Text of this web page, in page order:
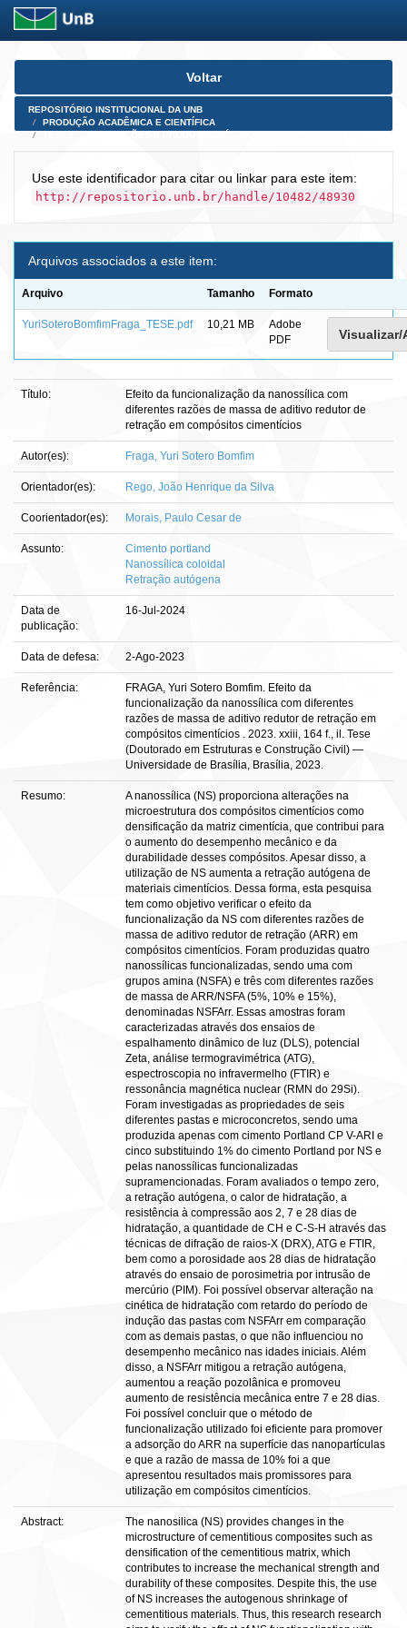
Skip
Voltar
REPOSITÓRIO INSTITUCIONAL DA UNB
PRODUÇÃO ACADÊMICA E CIENTÍFICA
Use este identificador para citar ou linkar para este item:
http://repositorio.unb.br/handle/10482/48930
Arquivos associados a este item:
Arquivo Tamanho Formato
YuriSoteroBomfimFraga_TESE.pdf 10,21 MB
Adobe
PDF
Visualizar/
Título:
Efeito da funcionalização da nanossílica com
diferentes razões de massa de aditivo redutor de
retração em compósitos cimentícios
Autor(es): Fraga, Yuri Sotero Bomfim
Orientador(es): Rego, João Henrique da Silva
Coorientador(es): Morais, Paulo Cesar de
Assunto:
Cimento portland
Nanossílica coloidal
Retração autógena
Data de
publicação:
16-Jul-2024
Data de defesa: 2-Ago-2023
Referência:
FRAGA, Yuri Sotero Bomfim. Efeito da
funcionalização da nanossílica com diferentes
razões de massa de aditivo redutor de retração em
compósitos cimentícios . 2023. xxiii, 164 f., il. Tese
(Doutorado em Estruturas e Construção Civil) —
Universidade de Brasília, Brasília, 2023.
Resumo:
A nanossílica (NS) proporciona alterações na
microestrutura dos compósitos cimentícios como
densificação da matriz cimentícia, que contribui para
o aumento do desempenho mecânico e da
durabilidade desses compósitos. Apesar disso, a
utilização de NS aumenta a retração autógena de
materiais cimentícios. Dessa forma, esta pesquisa
tem como objetivo verificar o efeito da
funcionalização da NS com diferentes razões de
massa de aditivo redutor de retração (ARR) em
compósitos cimentícios. Foram produzidas quatro
nanossílicas funcionalizadas, sendo uma com
grupos amina (NSFA) e três com diferentes razões
de massa de ARR/NSFA (5%, 10% e 15%),
denominadas NSFArr. Essas amostras foram
caracterizadas através dos ensaios de
espalhamento dinâmico de luz (DLS), potencial
Zeta, análise termogravimétrica (ATG),
espectroscopia no infravermelho (FTIR) e
ressonância magnética nuclear (RMN do 29Si).
Foram investigadas as propriedades de seis
diferentes pastas e microconcretos, sendo uma
produzida apenas com cimento Portland CP V-ARI e
cinco substituindo 1% do cimento Portland por NS e
pelas nanossílicas funcionalizadas
supramencionadas. Foram avaliados o tempo zero,
a retração autógena, o calor de hidratação, a
resistência à compressão aos 2, 7 e 28 dias de
hidratação, a quantidade de CH e C-S-H através das
técnicas de difração de raios-X (DRX), ATG e FTIR,
bem como a porosidade aos 28 dias de hidratação
através do ensaio de porosimetria por intrusão de
mercúrio (PIM). Foi possível observar alteração na
cinética de hidratação com retardo do período de
indução das pastas com NSFArr em comparação
com as demais pastas, o que não influenciou no
desempenho mecânico nas idades iniciais. Além
disso, a NSFArr mitigou a retração autógena,
aumentou a reação pozolânica e promoveu
aumento de resistência mecânica entre 7 e 28 dias.
Foi possível concluir que o método de
funcionalização utilizado foi eficiente para promover
a adsorção do ARR na superfície das nanopartículas
e que a razão de massa de 10% foi a que
apresentou resultados mais promissores para
utilização em compósitos cimentícios.
Abstract:
The nanosilica (NS) provides changes in the
microstructure of cementitious composites such as
densification of the cementitious matrix, which
contributes to increase the mechanical strength and
durability of these composites. Despite this, the use
of NS increases the autogenous shrinkage of
cementitious materials. Thus, this research research